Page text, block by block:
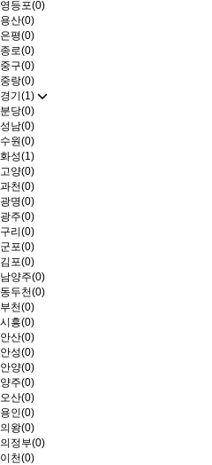
영등포(0)
용산(0)
은평(0)
종로(0)
중구(0)
중랑(0)
경기(1)
분당(0)
성남(0)
수원(0)
화성(1)
고양(0)
과천(0)
광명(0)
광주(0)
구리(0)
군포(0)
김포(0)
남양주(0)
동두천(0)
부천(0)
시흥(0)
안산(0)
안성(0)
안양(0)
양주(0)
오산(0)
용인(0)
의왕(0)
의정부(0)
이천(0)